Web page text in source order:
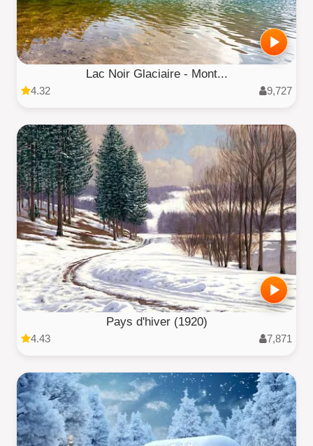
Lac Noir Glaciaire - Mont...
4.32 9,727
Pays d'hiver (1920)
4.43 7,871